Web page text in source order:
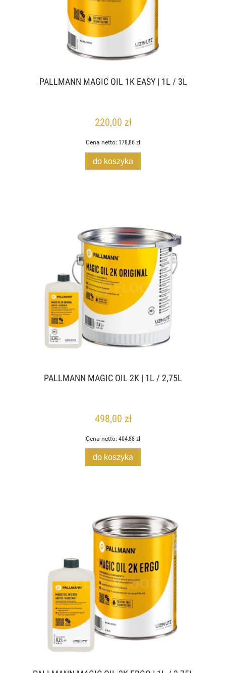
PALLMANN MAGIC OIL 1K EASY | 1L / 3L
220,00 zł
Cena netto: 178,86 zł
do koszyka
PALLMANN MAGIC OIL 2K | 1L / 2,75L
498,00 zł
Cena netto: 404,88 zł
do koszyka